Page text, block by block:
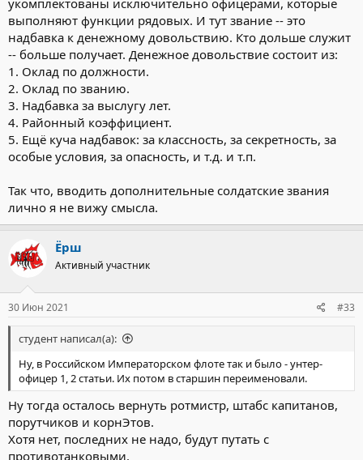
укомплектованы исключительно офицерами, которые
выполняют функции рядовых. И тут звание -- это
надбавка к денежному довольствию. Кто дольше служит
-- больше получает. Денежное довольствие состоит из:
1. Оклад по должности.
2. Оклад по званию.
3. Надбавка за выслугу лет.
4. Районный коэффициент.
5. Ещё куча надбавок: за классность, за секретность, за
особые условия, за опасность, и т.д. и т.п.
Так что, вводить дополнительные солдатские звания
лично я не вижу смысла.
Ёрш
Активный участник
30 Июн 2021 #33
студент написал(а):
Ну, в Российском Императорском флоте так и было - унтер-
офицер 1, 2 статьи. Их потом в старшин переименовали.
Ну тогда осталось вернуть ротмистр, штабс капитанов,
порутчиков и корнЭтов.
Хотя нет, последних не надо, будут путать с
противотанковыми.